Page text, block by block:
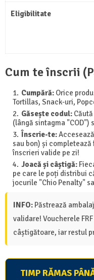
Eligibilitate
Cum te înscrii
Cumpără: Orice
Tortillas, Snack-uri,
Găsește codul:
(lângă sintagma "COD")
Înscrie-te:Accesează
sau bon) și
înscrieri valide pe zi!
Joacă și câștigă:
pe care le poți distribui
jocurile "Chio Penalty"
INFO: Păstrează
validare! Voucherele
câștigătoare, iar restul
TIMP RĂMAS